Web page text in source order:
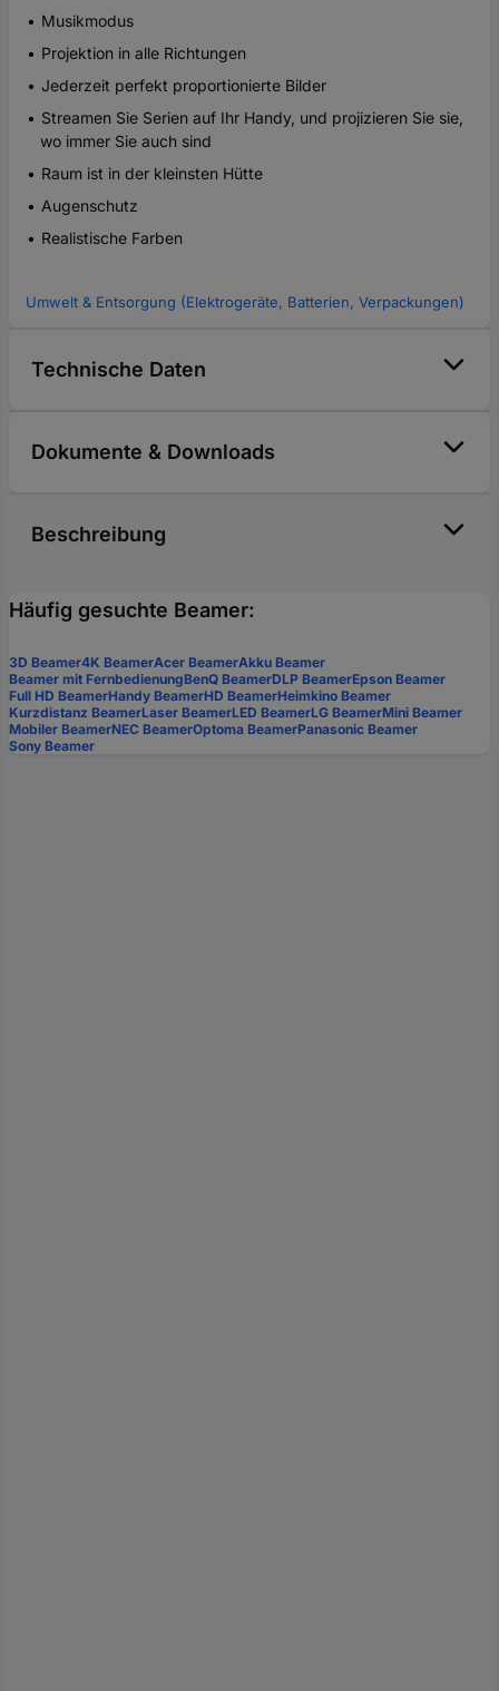
Musikmodus
Projektion in alle Richtungen
Jederzeit perfekt proportionierte Bilder
Streamen Sie Serien auf Ihr Handy, und projizieren Sie sie,
wo immer Sie auch sind
Raum ist in der kleinsten Hütte
Augenschutz
Realistische Farben
Umwelt & Entsorgung (Elektrogeräte, Batterien, Verpackungen)
Technische Daten
Dokumente & Downloads
Beschreibung
Häufig gesuchte Beamer:
3D Beamer4K BeamerAcer BeamerAkku Beamer
Beamer mit FernbedienungBenQ BeamerDLP BeamerEpson Beamer
Full HD BeamerHandy BeamerHD BeamerHeimkino Beamer
Kurzdistanz BeamerLaser BeamerLED BeamerLG BeamerMini Beamer
Mobiler BeamerNEC BeamerOptoma BeamerPanasonic Beamer
Sony Beamer